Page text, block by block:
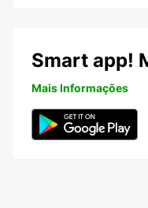
Smart app!
Mais Informações